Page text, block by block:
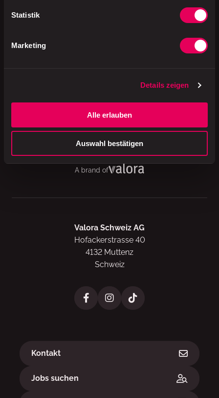
Statistik
Marketing
Details zeigen
Alle erlauben
Auswahl bestätigen
Kartoffelstärke, Kurkuma).
A brand of
Valora Schweiz AG
Hofackerstrasse 40
4132 Muttenz
Schweiz
Kontakt
Jobs suchen